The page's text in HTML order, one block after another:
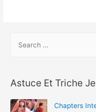
Best
Diamants
Or
h
Astuce Et Triche
Chapters